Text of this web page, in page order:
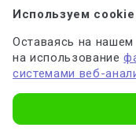
ОГРН
Материалы, полученные в
использоваться только в
решения имеющихся у вас
Используем
Оставаясь на нашем
на использование
системами веб-